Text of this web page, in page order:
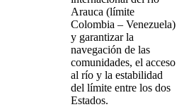
Arauca (límite
Colombia – Venezuela)
y garantizar la
navegación de las
comunidades, el acceso
al río y la estabilidad
del límite entre los dos
Estados.